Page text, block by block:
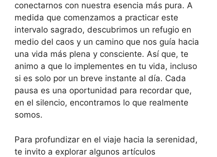
conectarnos con nuestra esencia más pura. A
medida que comenzamos a practicar este
intervalo sagrado, descubrimos un refugio en
medio del caos y un camino que nos guía hacia
una vida más plena y consciente. Así que, te
animo a que lo implementes en tu vida, incluso
si es solo por un breve instante al día. Cada
pausa es una oportunidad para recordar que,
en el silencio, encontramos lo que realmente
somos.
Para profundizar en el viaje hacia la serenidad,
te invito a explorar algunos artículos